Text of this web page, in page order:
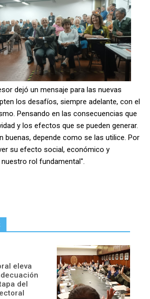
dejó un mensaje para las nuevas
los desafíos, siempre adelante, con el
Pensando en las consecuencias que
y los efectos que se pueden generar.
buenas, depende como se las utilice. Por
su efecto social, económico y
rol fundamental".
eleva
del